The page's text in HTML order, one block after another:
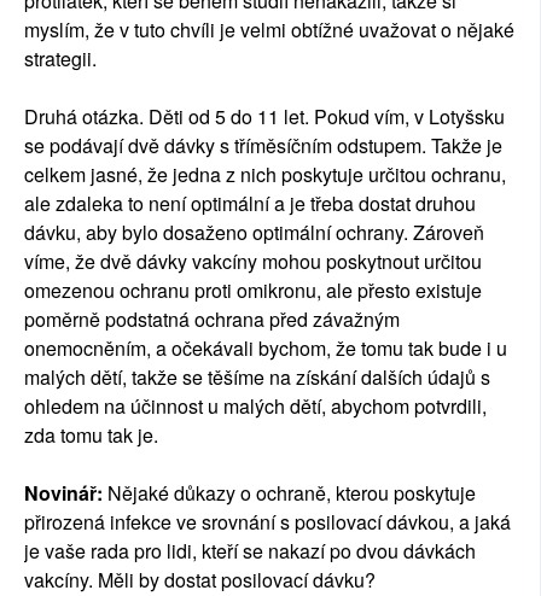
myslím, že v tuto chvíli je velmi obtížné uvažovat o nějaké
strategii.
Druhá otázka. Děti od 5 do 11 let. Pokud vím, v Lotyšsku
se podávají dvě dávky s tříměsíčním odstupem. Takže je
celkem jasné, že jedna z nich poskytuje určitou ochranu,
ale zdaleka to není optimální a je třeba dostat druhou
dávku, aby bylo dosaženo optimální ochrany. Zároveň
víme, že dvě dávky vakcíny mohou poskytnout určitou
omezenou ochranu proti omikronu, ale přesto existuje
poměrně podstatná ochrana před závažným
onemocněním, a očekávali bychom, že tomu tak bude i u
malých dětí, takže se těšíme na získání dalších údajů s
ohledem na účinnost u malých dětí, abychom potvrdili,
zda tomu tak je.
Novinář: Nějaké důkazy o ochraně, kterou poskytuje
přirozená infekce ve srovnání s posilovací dávkou, a jaká
je vaše rada pro lidi, kteří se nakazí po dvou dávkách
vakcíny. Měli by dostat posilovací dávku?